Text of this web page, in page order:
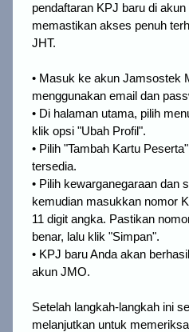
pendaftaran KPJ baru di
memastikan akses penuh
JHT.
• Masuk ke akun Jamsostek
menggunakan email dan
• Di halaman utama, pilih
klik opsi "Ubah Profil".
• Pilih "Tambah Kartu
tersedia.
• Pilih kewarganegaraan dan
kemudian masukkan nomor
11 digit angka. Pastikan
benar, lalu klik "Simpan".
• KPJ baru Anda akan
akun JMO.
Setelah langkah-langkah ini
melanjutkan untuk